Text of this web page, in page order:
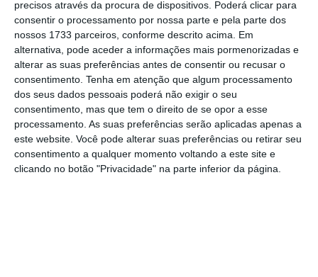
precisos através da procura de dispositivos. Poderá clicar para
consentir o processamento por nossa parte e pela parte dos
nossos 1733 parceiros, conforme descrito acima. Em
alternativa, pode aceder a informações mais pormenorizadas e
alterar as suas preferências antes de consentir ou recusar o
consentimento. Tenha em atenção que algum processamento
dos seus dados pessoais poderá não exigir o seu
consentimento, mas que tem o direito de se opor a esse
processamento. As suas preferências serão aplicadas apenas a
este website. Você pode alterar suas preferências ou retirar seu
consentimento a qualquer momento voltando a este site e
clicando no botão "Privacidade" na parte inferior da página.
O acordo a que chegaram os legisladores
Democratas e Republicanos é um entendimento
de mínimos: a maioria Democrata deixa o
Presidente Trump fazer mais 88 quilómetros de
muro a mais e financia-lo em 1,7 mil milhões de
dólares. Ofacesavingnão é brilhante para Trump
porque ele queria bastante mais (acima de 300
km e cerca de 5,4 mil milhões de dólares). A